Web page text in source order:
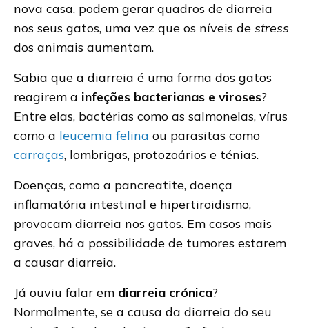
nova casa, podem gerar quadros de diarreia
nos seus gatos, uma vez que os níveis de stress
dos animais aumentam.
Sabia que a diarreia é uma forma dos gatos
reagirem a infeções bacterianas e viroses?
Entre elas, bactérias como as salmonelas, vírus
como a leucemia felina ou parasitas como
carraças, lombrigas, protozoários e ténias.
Doenças, como a pancreatite, doença
inflamatória intestinal e hipertiroidismo,
provocam diarreia nos gatos. Em casos mais
graves, há a possibilidade de tumores estarem
a causar diarreia.
Já ouviu falar em diarreia crónica?
Normalmente, se a causa da diarreia do seu